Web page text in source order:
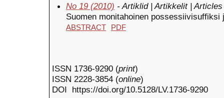
No 19 (2010) - Artiklid | Artikkelit | Articles
Suomen monitahoinen possessiivisuffiksi
ABSTRACT PDF
ISSN 1736-9290 (print)
ISSN 2228-3854 (online)
DOI https://doi.org/10.5128/LV.1736-9290